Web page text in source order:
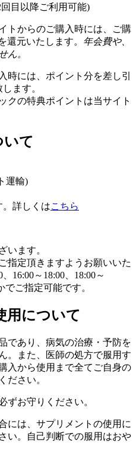
回目以降ご利用可能)
トからのご購入時には、ご購
還元いたします。 年会費や、
ん。
には、ポイント分を差し引
ます。
クの特典ポイントは当サイト
いて
運輸)
詳しくはこちら
います。
指定頂きますようお願いいた
16:00～18:00、18:00～
でご指定可能です。
用について
であり、病気の治療・予防を
。また、医師の処方で服用す
入から使用まで全てご自身の
ださい。
ずお守りください。
には、サプリメントの使用に
い。自己判断での服用はおや